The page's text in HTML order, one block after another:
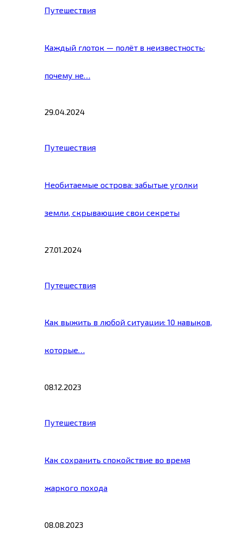
Путешествия
Каждый глоток — полёт в неизвестность:
почему не…
29.04.2024
Путешествия
Необитаемые острова: забытые уголки
земли, скрывающие свои секреты
27.01.2024
Путешествия
Как выжить в любой ситуации: 10 навыков,
которые…
08.12.2023
Путешествия
Как сохранить спокойствие во время
жаркого похода
08.08.2023